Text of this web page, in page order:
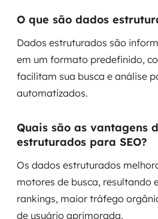
O que são dados
Dados estruturados são
em um formato predefinido,
facilitam sua busca e análise
automatizados.
Quais são as vantagens
estruturados para SEO?
Os dados estruturados
motores de busca, resultando
rankings, maior tráfego
de usuário aprimorada.